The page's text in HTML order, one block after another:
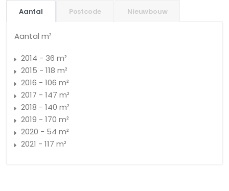
Aantal Postcode Nieuwbouw
Aantal m²
2014 - 36 m²
2015 - 118 m²
2016 - 106 m²
2017 - 147 m²
2018 - 140 m²
2019 - 170 m²
2020 - 54 m²
2021 - 117 m²